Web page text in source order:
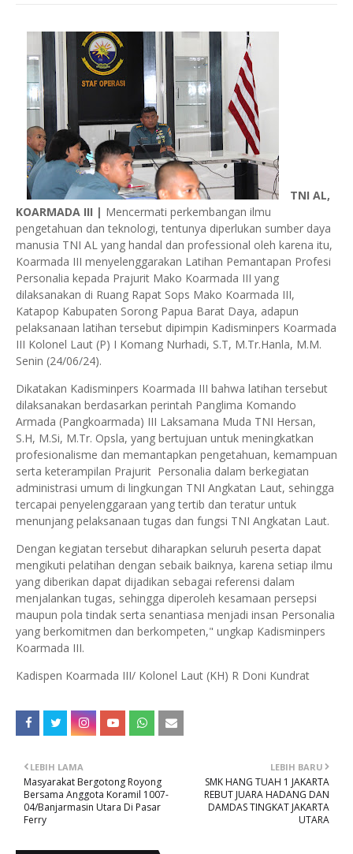
TNI AL,
KOARMADA III | Mencermati perkembangan ilmu
pengetahuan dan teknologi, tentunya diperlukan sumber daya
manusia TNI AL yang handal dan professional oleh karena itu,
Koarmada III menyelenggarakan Latihan Pemantapan Profesi
Personalia kepada Prajurit Mako Koarmada III yang
dilaksanakan di Ruang Rapat Sops Mako Koarmada III,
Katapop Kabupaten Sorong Papua Barat Daya, adapun
pelaksanaan latihan tersebut dipimpin Kadisminpers Koarmada
III Kolonel Laut (P) I Komang Nurhadi, S.T, M.Tr.Hanla, M.M.
Senin (24/06/24).
Dikatakan Kadisminpers Koarmada III bahwa latihan tersebut
dilaksanakan berdasarkan perintah Panglima Komando
Armada (Pangkoarmada) III Laksamana Muda TNI Hersan,
S.H, M.Si, M.Tr. Opsla, yang bertujuan untuk meningkatkan
profesionalisme dan memantapkan pengetahuan, kemampuan
serta keterampilan Prajurit Personalia dalam berkegiatan
administrasi umum di lingkungan TNI Angkatan Laut, sehingga
tercapai penyelenggaraan yang tertib dan teratur untuk
menunjang pelaksanaan tugas dan fungsi TNI Angkatan Laut.
Dengan kegiatan tersebut diharapkan seluruh peserta dapat
mengikuti pelatihan dengan sebaik baiknya, karena setiap ilmu
yang diberikan dapat dijadikan sebagai referensi dalam
menjalankan tugas, sehingga diperoleh kesamaan persepsi
maupun pola tindak serta senantiasa menjadi insan Personalia
yang berkomitmen dan berkompeten," ungkap Kadisminpers
Koarmada III.
Kadispen Koarmada III/ Kolonel Laut (KH) R Doni Kundrat
LEBIH BARU
SMK HANG TUAH 1 JAKARTA
REBUT JUARA HADANG DAN
DAMDAS TINGKAT JAKARTA
UTARA
LEBIH LAMA
Masyarakat Bergotong Royong
Bersama Anggota Koramil 1007-
04/Banjarmasin Utara Di Pasar
Ferry